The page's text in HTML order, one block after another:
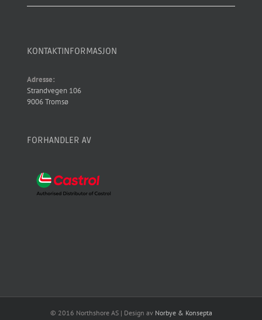
KONTAKTINFORMASJON
Adresse:
Strandvegen 106
9006 Tromsø
FORHANDLER AV
© 2016 Northshore AS | Design av Norbye & Konsepta